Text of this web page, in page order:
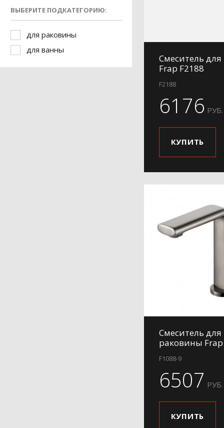
ВЫБЕРИТЕ ПОДКАТЕГОРИЮ:
для раковины
для ванны
Смеситель
Frap F2188
F2188
6176 РУБ.
КУПИТЬ
Смеситель для
раковины Frap
F1088-9
6507 РУБ.
КУПИТЬ